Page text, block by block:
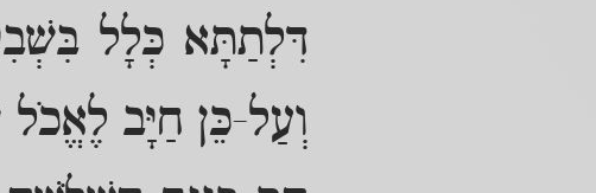
דִּלְתַתָּא כְּלָל
וְעַל-כֵּן חַיָּב